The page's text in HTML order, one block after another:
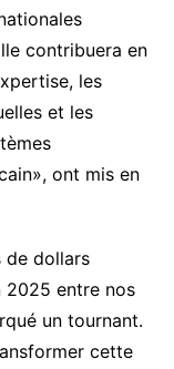
contribuera en
les
et les
ont mis en
de dollars
2025 entre nos
un tournant.
cette